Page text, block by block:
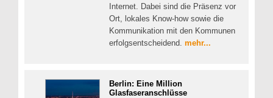
Internet. Dabei sind die Präsenz vor
Ort, lokales Know-how sowie die
Kommunikation mit den Kommunen
erfolgsentscheidend. mehr...
Berlin: Eine Million
Glasfaseranschlüsse